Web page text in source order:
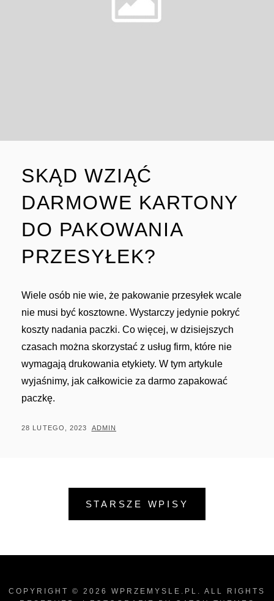
SKĄD WZIĄĆ
DARMOWE KARTONY
DO PAKOWANIA
PRZESYŁEK?
Wiele osób nie wie, że pakowanie przesyłek wcale
nie musi być kosztowne. Wystarczy jedynie pokryć
koszty nadania paczki. Co więcej, w dzisiejszych
czasach można skorzystać z usług firm, które nie
wymagają drukowania etykiety. W tym artykule
wyjaśnimy, jak całkowicie za darmo zapakować
paczkę.
POSTED
28 LUTEGO, 2023 BY
ADMIN
Nawigacja
po
wpisach
STARSZE WPISY
COPYRIGHT © 2026 WPRZEMYSLE.PL . ALL RIGHTS